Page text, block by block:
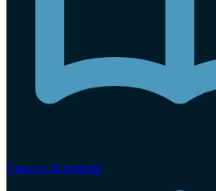
Courses & training